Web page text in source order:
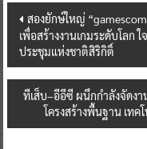
Post
navigation
สองยักษ์ใหญ่
เพื่อสร้างงานเกมระดับโลก
ประชุมแห่งชาติสิริกิติ์
ทีเส็บ–อีอีซี ผนึกกำลังจัดงา
โครงสร้างพื้นฐาน เทค